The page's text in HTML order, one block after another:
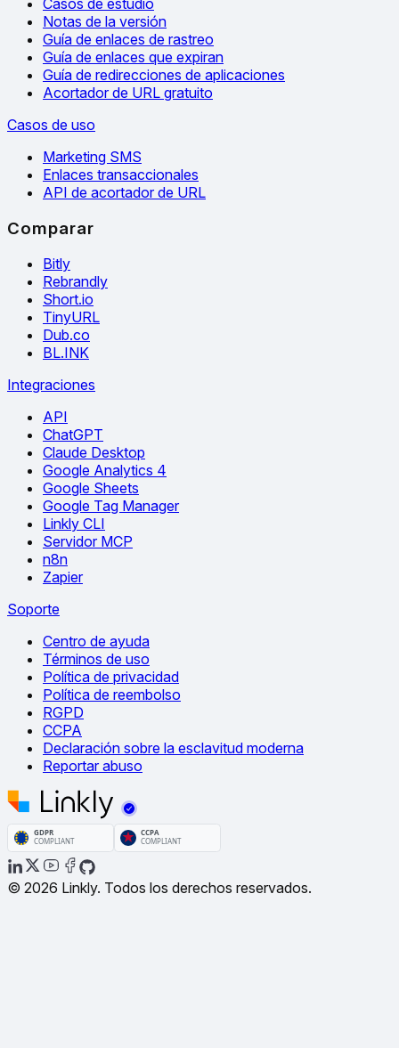
Casos de estudio
Notas de la versión
Guía de enlaces de rastreo
Guía de enlaces que expiran
Guía de redirecciones de aplicaciones
Acortador de URL gratuito
Casos de uso
Marketing SMS
Enlaces transaccionales
API de acortador de URL
Comparar
Bitly
Rebrandly
Short.io
TinyURL
Dub.co
BL.INK
Integraciones
API
ChatGPT
Claude Desktop
Google Analytics 4
Google Sheets
Google Tag Manager
Linkly CLI
Servidor MCP
n8n
Zapier
Soporte
Centro de ayuda
Términos de uso
Política de privacidad
Política de reembolso
RGPD
CCPA
Declaración sobre la esclavitud moderna
Reportar abuso
© 2026 Linkly. Todos los derechos reservados.